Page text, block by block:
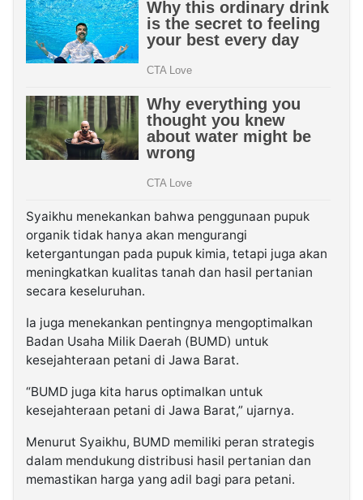
Syaikhu menekankan bahwa penggunaan pupuk
organik tidak hanya akan mengurangi
ketergantungan pada pupuk kimia, tetapi juga akan
meningkatkan kualitas tanah dan hasil pertanian
secara keseluruhan.
Ia juga menekankan pentingnya mengoptimalkan
Badan Usaha Milik Daerah (BUMD) untuk
kesejahteraan petani di Jawa Barat.
“BUMD juga kita harus optimalkan untuk
kesejahteraan petani di Jawa Barat,” ujarnya.
Menurut Syaikhu, BUMD memiliki peran strategis
dalam mendukung distribusi hasil pertanian dan
memastikan harga yang adil bagi para petani.